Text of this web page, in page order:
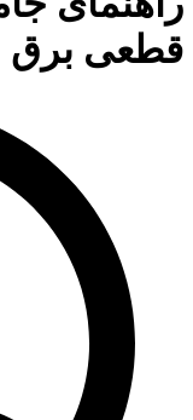
قطعی برق